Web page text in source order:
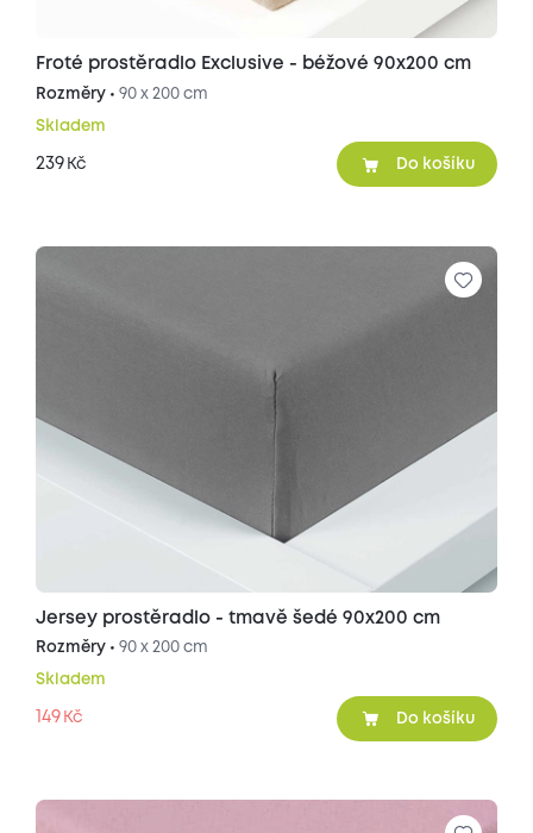
Froté prostěradlo Exclusive - béžové 90x200 cm
Rozměry • 90 x 200 cm
Skladem
239 Kč Do košíku
Jersey prostěradlo - tmavě šedé 90x200 cm
Rozměry • 90 x 200 cm
Skladem
149 Kč Do košíku